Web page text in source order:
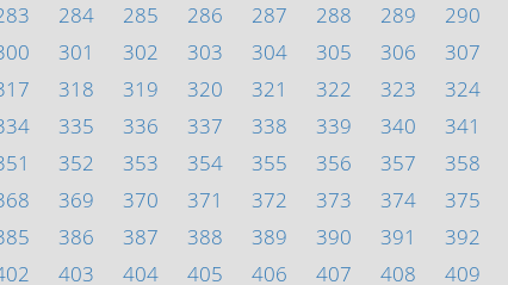
284 285 286 287 288 289 290
301 302 303 304 305 306 307
318 319 320 321 322 323 324
335 336 337 338 339 340 341
352 353 354 355 356 357 358
369 370 371 372 373 374 375
386 387 388 389 390 391 392
403 404 405 406 407 408 409